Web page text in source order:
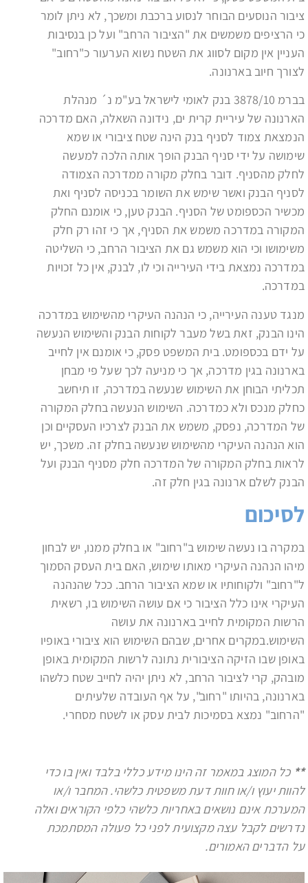
ציבור הנוסעים הבוחר לנסוע ברכבת ומשכך, לא ניתן לומר
כי הרציפים משמשים את "הציבור הרחב" ועל כן בנסיבות
העניין אין מקום לסווג את השטח נשוא הערעור כ"רחוב"
לצורך חיוב בארנונה.
בברמ 3878/10 בנק לאומי לישראל בע"מ נ´ מנהלת
הארנונה של עיריית קרית ים, נידונה השאלה, האם מדרכה
הנמצאת צמוד לסניף בנק הינה שטח ציבורי או שמא
שימושה על ידי סניף הבנק הופך אותה הלכה למעשה
לחלק מהסניף. דובר בחלק מקורה ממדרכה הצמודה
לסניף הבנק ואשר שימש את השומר בכניסה לסניף ואת
מכשיר הכספומט של הסניף. הבנק טען, כי אומנם החלק
המקורה במדרכה משמש את הסניף, אך כי זהו רק חלק
משימושו וכי הוא משמש גם את הציבור הרחב, כי השליטה
במדרכה נמצאת בידי העירייה וכי לו, לבנק, אין כל זכויות
במדרכה.
מנגד טענה העירייה, כי הנהנה העיקרי מהשימוש במדרכה
הינו הבנק, זאת בשל מעבר לקוחות הבנק והשימוש הנעשה
על ידם בכספומט. בית המשפט פסק, כי אומנם אין לחייב
בארנונה בגין מדרכה, אך כי מניעה לכך שעל פי מבחן
תכליתי הבוחן את השימוש שנעשה במדרכה, זו תיחשב
כחלק מנכס ולא כמדרכה. השימוש הנעשה בחלק המקורה
של המדרכה, נפסק, משמש את הבנק לצרכיו העסקיים וכן
הוא הנהנה העיקרי מהשימוש שנעשה בחלק זה. משכך, יש
לראות בחלק המקורה של המדרכה חלק מסניף הבנק ועל
הבנק לשלם ארנונה בגין חלק זה.
לסיכום
במקרה בו נעשה שימוש ב"רחוב" או בחלק ממנו, יש לבחון
מיהו הנהנה העיקרי מאותו שימוש, האם בית העסק הסמוך
ל"רחוב" ולקוחותיו או שמא הציבור הרחב. ככל שהנהנה
העיקרי אינו כלל הציבור כי אם עושה השימוש בו, רשאית
הרשות המקומית לחייב בארנונה את עושה
השימוש.במקרים אחרים, שבהם השימוש הוא ציבורי באופיו
באופן שבו הזיקה הציבורית נתונה לרשות המקומית באופן
מובהק, קרי לציבור הרחב, לא ניתן יהיה לחייב שטח כלשהו
בארנונה, בהיותו "רחוב", על אף העובדה שלעיתים
"הרחוב" נמצא בסמיכות לבית עסק או לשטח מסחרי.
** כל המוצג במאמר זה הינו מידע כללי בלבד ואין בו כדי
להוות יעוץ ו/או חוות דעת משפטית כלשהי. המחבר ו/או
המערכת אינם נושאים באחריות כלשהי כלפי הקוראים ואלה
נדרשים לקבל עצה מקצועית לפני כל פעולה המסתמכת
על הדברים האמורים.